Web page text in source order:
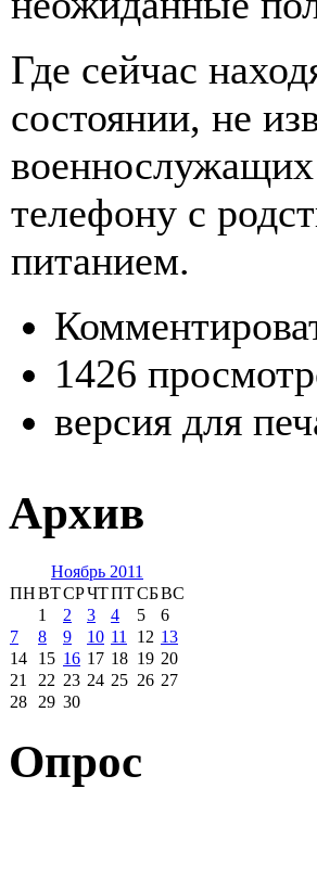
Где сейчас
состоянии, не
телефону с
питанием.
1426
версия для
Архив
Ноябрь 2011
ПНВТСРЧТПТСБВС
1
2 3 4 5
6
7
8 9 10 11 12 13
14
15 16 17 18 19 20
21
22 23 24 25 26 27
28
29 30
Опрос